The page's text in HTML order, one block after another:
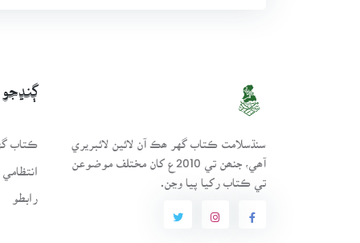
سنڌسلامت ڪتاب گهر ھڪ آن لائين لائبريري
آھي، جنھن تي 2010ع کان مختلف موضوعن
تي ڪتاب رکيا پيا وڃن.
ڳنڍجو
ڪتاب
رابطو